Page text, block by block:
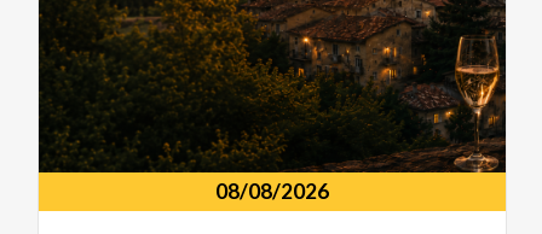
08/08/2026